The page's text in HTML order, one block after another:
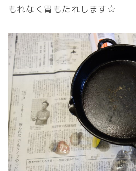
もれなく胃もたれします☆